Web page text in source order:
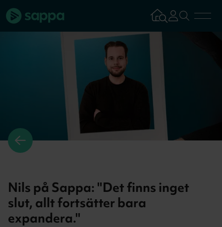
Mobilabonnemang
Kundsupport
Nils på Sappa: "Det finns inget
slut, allt fortsätter bara
expandera."